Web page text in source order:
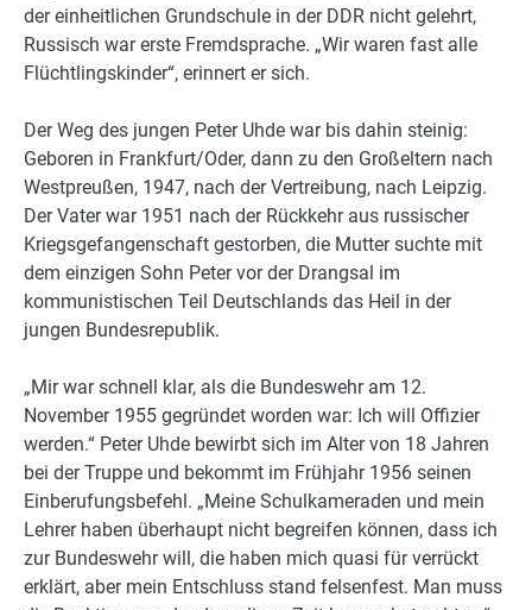
der einheitlichen Grundschule in der DDR nicht gelehrt,
Russisch war erste Fremdsprache. „Wir waren fast alle
Flüchtlingskinder“, erinnert er sich.
Der Weg des jungen Peter Uhde war bis dahin steinig:
Geboren in Frankfurt/Oder, dann zu den Großeltern nach
Westpreußen, 1947, nach der Vertreibung, nach Leipzig.
Der Vater war 1951 nach der Rückkehr aus russischer
Kriegsgefangenschaft gestorben, die Mutter suchte mit
dem einzigen Sohn Peter vor der Drangsal im
kommunistischen Teil Deutschlands das Heil in der
jungen Bundesrepublik.
„Mir war schnell klar, als die Bundeswehr am 12.
November 1955 gegründet worden war: Ich will Offizier
werden.“ Peter Uhde bewirbt sich im Alter von 18 Jahren
bei der Truppe und bekommt im Frühjahr 1956 seinen
Einberufungsbefehl. „Meine Schulkameraden und mein
Lehrer haben überhaupt nicht begreifen können, dass ich
zur Bundeswehr will, die haben mich quasi für verrückt
erklärt, aber mein Entschluss stand felsenfest. Man muss